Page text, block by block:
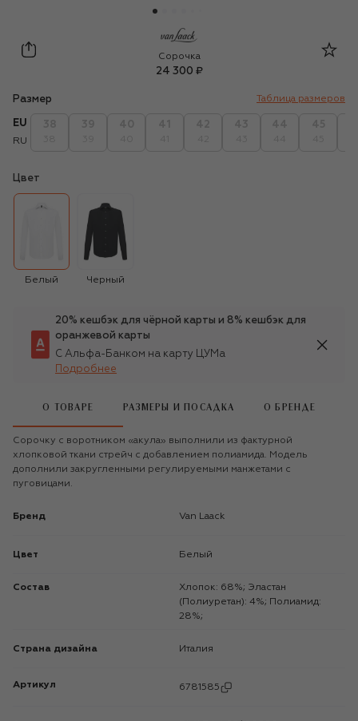
Van Laack
Сорочка
24 300 ₽
Размер Таблица размеров
EU
RU
Цвет
Белый Черный
20% кешбэк для чёрной карты и 8% кешбэк для
оранжевой карты
С Альфа-Банком на карту ЦУМа
Подробнее
О ТОВАРЕ РАЗМЕРЫ И ПОСАДКА О БРЕНДЕ
Сорочку с воротником «акула» выполнили из фактурной
хлопковой ткани стрейч с добавлением полиамида. Модель
дополнили закругленными регулируемыми манжетами с
пуговицами.
Бренд Van Laack
Цвет Белый
Состав
Хлопок: 68%; Эластан
(Полиуретан): 4%; Полиамид:
28%;
Страна дизайна Италия
Артикул 6781585